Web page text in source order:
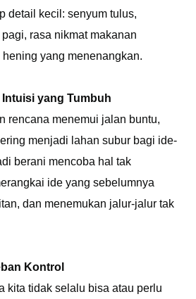
detail kecil: senyum tulus,
rasa nikmat makanan
yang menenangkan.
yang Tumbuh
rencana menemui jalan buntu,
menjadi lahan subur bagi ide-
berani mencoba hal tak
ide yang sebelumnya
dan menemukan jalur-jalur tak
Kontrol
kita tidak selalu bisa atau perlu